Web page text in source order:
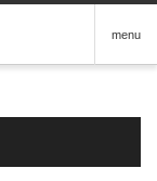
menu